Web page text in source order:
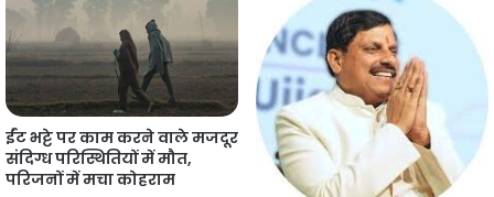
ईंट भट्टे पर काम करने वाले मजदूर
संदिग्ध परिस्थितियों में मौत,
परिजनों में मचा कोहराम